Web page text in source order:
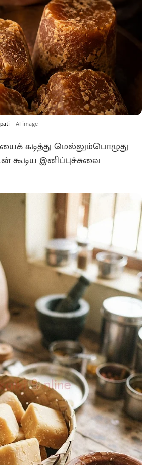
AI image
கடித்து மெல்லும்பொழுது
கூடிய இனிப்புச்சுவை